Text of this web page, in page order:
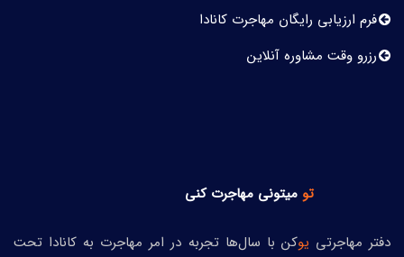
فرم ارزیابی رایگان مهاجرت کانادا
رزرو وقت مشاوره آنلاین
تو میتونی مهاجرت کنی
دفتر مهاجرتی یوکن با سال‌ها تجربه در امر مهاجرت به کانادا تحت